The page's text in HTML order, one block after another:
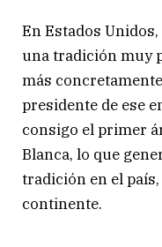
En Estados
una tradición muy
más
presidente de ese
consigo el primer
Blanca, lo que
tradición en el
continente.